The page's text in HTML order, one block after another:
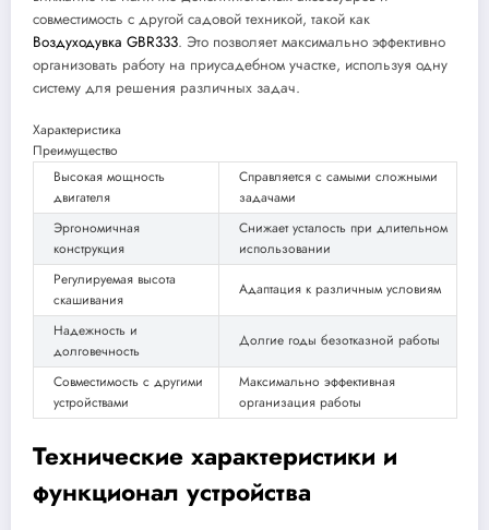
совместимость с другой садовой техникой, такой как
Воздуходувка GBR333. Это позволяет максимально эффективно
организовать работу на приусадебном участке, используя одну
систему для решения различных задач.
Характеристика
Преимущество
Высокая мощность
двигателя
Справляется с самыми сложными
задачами
Эргономичная
конструкция
Снижает усталость при длительном
использовании
Регулируемая высота
скашивания
Адаптация к различным условиям
Надежность и
долговечность
Долгие годы безотказной работы
Совместимость с другими
устройствами
Максимально эффективная
организация работы
Технические характеристики и
функционал устройства